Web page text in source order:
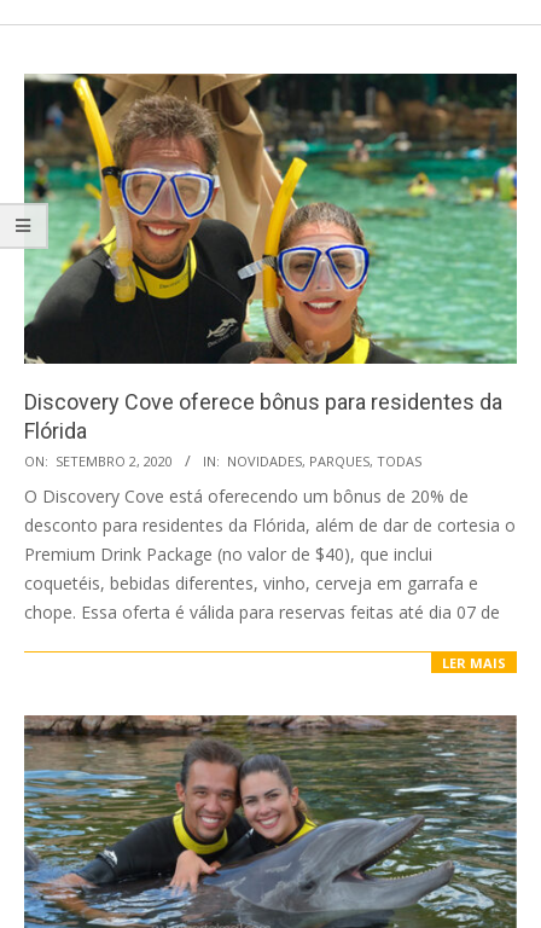
Discovery Cove oferece bônus para residentes da
Flórida
2020-
09-
02
ON: SETEMBRO 2, 2020 IN: NOVIDADES, PARQUES, TODAS
O Discovery Cove está oferecendo um bônus de 20% de
desconto para residentes da Flórida, além de dar de cortesia o
Premium Drink Package (no valor de $40), que inclui
coquetéis, bebidas diferentes, vinho, cerveja em garrafa e
chope. Essa oferta é válida para reservas feitas até dia 07 de
LER MAIS